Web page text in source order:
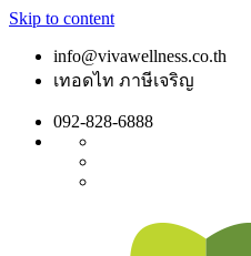
Skip to content
info@vivawellness.co.th
เทอดไท ภาษีเจริญ
092-828-6888